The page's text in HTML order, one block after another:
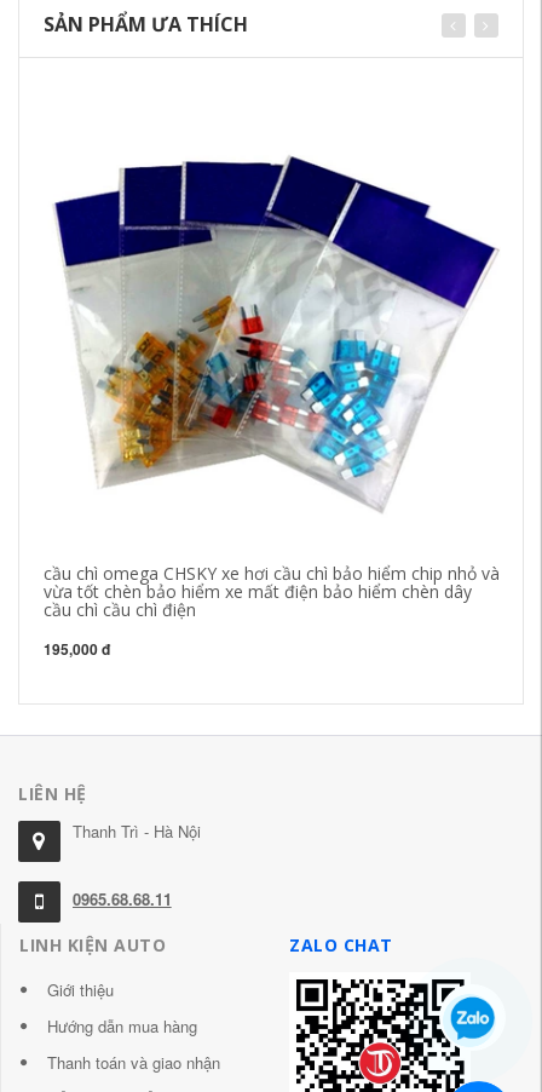
SẢN PHẨM ƯA THÍCH
cầu chì omega CHSKY xe hơi cầu chì bảo hiểm chip nhỏ và
vừa tốt chèn bảo hiểm xe mất điện bảo hiểm chèn dây
cầu chì cầu chì điện
195,000 đ
LIÊN HỆ
Thanh Trì - Hà Nội
0965.68.68.11
LINH KIỆN AUTO
Giới thiệu
Hướng dẫn mua hàng
Thanh toán và giao nhận
ZALO CHAT